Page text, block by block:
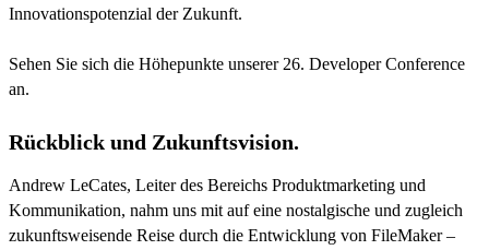
Innovationspotenzial der Zukunft.
Sehen Sie sich die Höhepunkte unserer 26. Developer Conference
an.
Rückblick und Zukunftsvision.
Andrew LeCates, Leiter des Bereichs Produktmarketing und
Kommunikation, nahm uns mit auf eine nostalgische und zugleich
zukunftsweisende Reise durch die Entwicklung von FileMaker –